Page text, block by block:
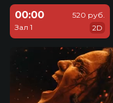
00:00
Зал 1
520 руб.
2D